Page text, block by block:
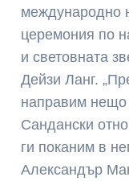
международно
церемония по
и световната
Дейзи Ланг.
направим нещо
Сандански
ги поканим в
Александър